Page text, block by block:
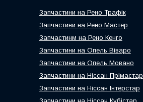
Запчастини на Рено Трафік
Запчастини на Рено Мастер
Запчастинм на Рено Кенго
Запчастини на Опель Віваро
Запчастини на Опель Мовано
Запчастини на Ніссан Прімастар
Запчастини на Ніссан Інтерстар